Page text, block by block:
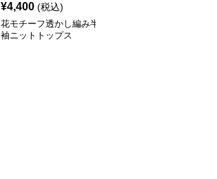
¥4,400 (税込)
花モチーフ透かし編み半
袖ニットトップス